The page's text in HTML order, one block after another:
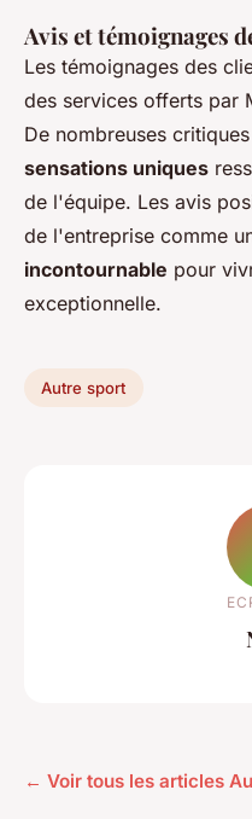
Avis et témoignages
Les témoignages des
des services offerts par
De nombreuses
sensations uniques
de l'équipe. Les avis
de l'entreprise comme
incontournable pour
exceptionnelle.
Autre sport
← Voir tous les articles